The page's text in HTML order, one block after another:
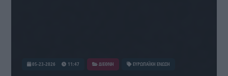
05-23-2026 11:47 ΔΙΕΘΝΗ ΕΥΡΩΠΑΪΚΗ ΕΝΩΣΗ